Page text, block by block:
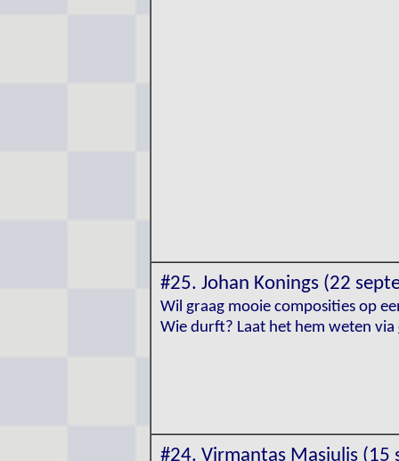
#25. Johan Konings (22
Wil graag mooie composities op
Wie durft? Laat het hem weten via
#24. Virmantas Masiulis (15